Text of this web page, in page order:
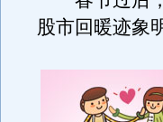
股市回暖迹象